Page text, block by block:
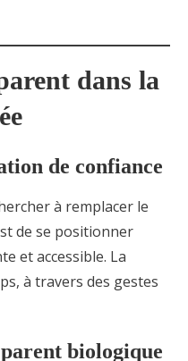
dans la
de confiance
à remplacer le
de se positionner
et accessible. La
à travers des gestes
biologique